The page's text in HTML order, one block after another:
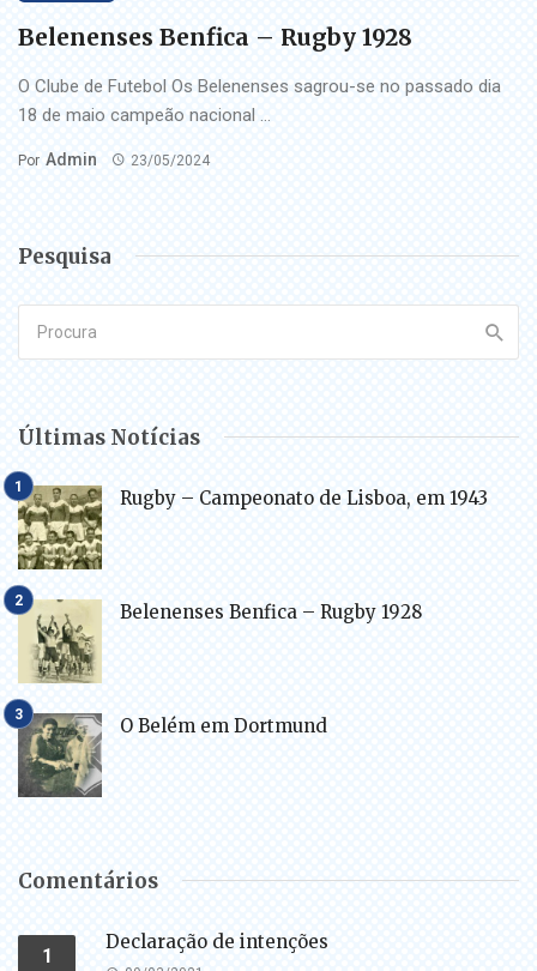
Belenenses Benfica – Rugby 1928
O Clube de Futebol Os Belenenses sagrou-se no passado dia
18 de maio campeão nacional ...
Por Admin 23/05/2024
Pesquisa
Últimas Notícias
Rugby – Campeonato de Lisboa, em 1943
Belenenses Benfica – Rugby 1928
O Belém em Dortmund
Comentários
1
Declaração de intenções